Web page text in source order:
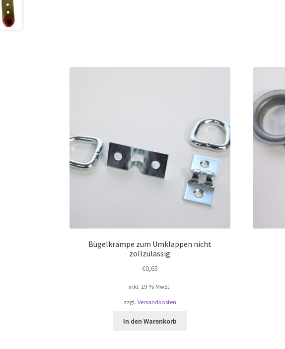
Bügelkrampe zum Umklappen nicht
zollzulässig
€0,65
inkl. 19 % MwSt.
zzgl. Versandkosten
In den Warenkorb